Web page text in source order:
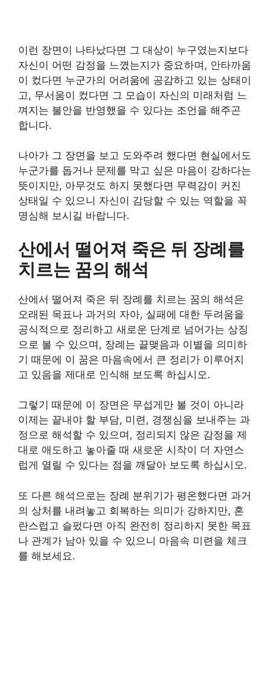
이런 장면이 나타났다면 그 대상이 누구였는지보다
자신이 어떤 감정을 느꼈는지가 중요하며, 안타까움
이 컸다면 누군가의 어려움에 공감하고 있는 상태이
고, 무서움이 컸다면 그 모습이 자신의 미래처럼 느
껴지는 불안을 반영했을 수 있다는 조언을 해주곤
합니다.
나아가 그 장면을 보고 도와주려 했다면 현실에서도
누군가를 돕거나 문제를 막고 싶은 마음이 강하다는
뜻이지만, 아무것도 하지 못했다면 무력감이 커진
상태일 수 있으니 자신이 감당할 수 있는 역할을 꼭
명심해 보시길 바랍니다.
산에서 떨어져 죽은 뒤 장례를
치르는 꿈의 해석
산에서 떨어져 죽은 뒤 장례를 치르는 꿈의 해석은
오래된 목표나 과거의 자아, 실패에 대한 두려움을
공식적으로 정리하고 새로운 단계로 넘어가는 상징
으로 볼 수 있으며, 장례는 끝맺음과 이별을 의미하
기 때문에 이 꿈은 마음속에서 큰 정리가 이루어지
고 있음을 제대로 인식해 보도록 하십시오.
그렇기 때문에 이 장면은 무섭게만 볼 것이 아니라
이제는 끝내야 할 부담, 미련, 경쟁심을 보내주는 과
정으로 해석할 수 있으며, 정리되지 않은 감정을 제
대로 애도하고 놓아줄 때 새로운 시작이 더 자연스
럽게 열릴 수 있다는 점을 깨달아 보도록 하십시오.
또 다른 해석으로는 장례 분위기가 평온했다면 과거
의 상처를 내려놓고 회복하는 의미가 강하지만, 혼
란스럽고 슬펐다면 아직 완전히 정리하지 못한 목표
나 관계가 남아 있을 수 있으니 마음속 미련을 체크
를 해보세요.